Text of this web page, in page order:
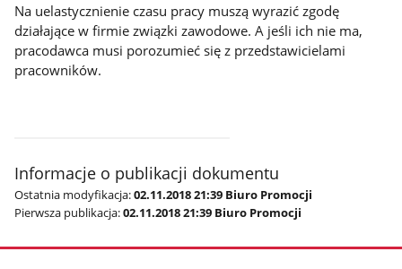
Na uelastycznienie czasu pracy muszą wyrazić zgodę
działające w firmie związki zawodowe. A jeśli ich nie ma,
pracodawca musi porozumieć się z przedstawicielami
pracowników.
Informacje o publikacji dokumentu
Ostatnia modyfikacja:02.11.2018 21:39 Biuro Promocji
Pierwsza publikacja:02.11.2018 21:39 Biuro Promocji